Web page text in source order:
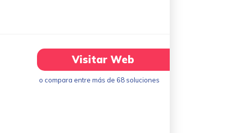
Visitar Web
o compara entre más de 68 soluciones